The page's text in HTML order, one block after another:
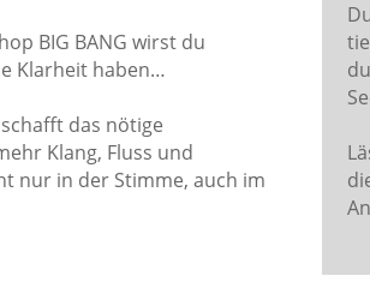
BIG BANG wirst du
Klarheit haben…
das nötige
Klang, Fluss und
nur in der Stimme, auch im